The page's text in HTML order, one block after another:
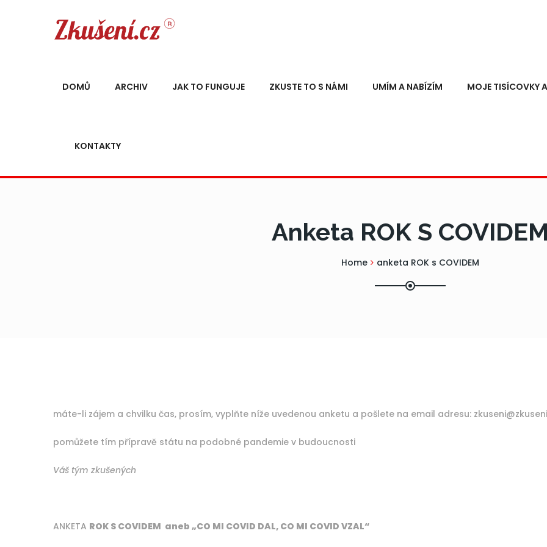
DOMŮ ARCHIV JAK TO FUNGUJE ZKUSTE TO S NÁMI UMÍM A NABÍZÍM MOJE TISÍCOVKY
KONTAKTY
Anketa ROK S
Home anketa ROK s COVIDEM
máte-li zájem a chvilku čas, prosím, vyplňte níže uvedenou anketu a pošlete na email adresu:
pomůžete tím přípravě státu na podobné pandemie v budoucnosti
Váš tým zkušených
ANKETA ROK S COVIDEM aneb „CO MI COVID DAL, CO MI COVID VZAL“